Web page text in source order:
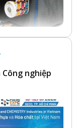
nghiệp